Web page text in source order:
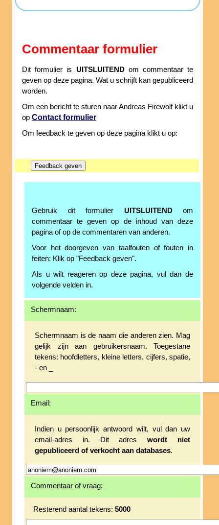
Commentaar formulier
Dit formulier is UITSLUITENDom commentaar te
geven op deze pagina. Wat u schrijft kan gepubliceerd
worden.
Om een bericht te sturen naar Andreas Firewolf klikt u
op Contact formulier
Om feedback te geven op deze pagina klikt u op:
Gebruik dit formulier UITSLUITENDom
commentaar te geven op de inhoud van deze
pagina of op de commentaren van anderen.
Voor het doorgeven van taalfouten of fouten in
feiten: Klik op "Feedback geven".
Als u wilt reageren op deze pagina, vul dan de
volgende velden in.
Schermnaam:
Schermnaam is de naam die anderen zien. Mag
gelijk zijn aan gebruikersnaam. Toegestane
tekens: hoofdletters, kleine letters, cijfers, spatie,
- en _
Email:
Indien u persoonlijk antwoord wilt, vul dan uw
email-adres in. Dit adreswordt niet
gepubliceerd of verkocht aan databases.
Commentaar of vraag:
Resterend aantal tekens: 5000